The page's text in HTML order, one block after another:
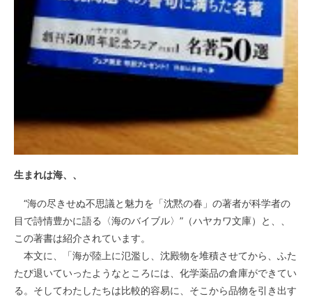
生まれは海、、
“海の尽きせぬ不思議と魅力を「沈黙の春」の著者が科学者の
目で詩情豊かに語る〈海のバイブル〉”（ハヤカワ文庫）と、、
この著書は紹介されています。
本文に、「海が陸上に氾濫し、沈殿物を堆積させてから、ふた
たび退いていったようなところには、化学薬品の倉庫ができてい
る。そしてわたしたちは比較的容易に、そこから品物を引き出す